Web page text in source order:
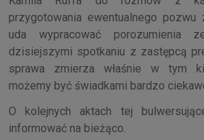
przygotowania ewentualnego
uda wypracować porozumienia
dzisiejszymi spotkaniu z zastępcą
sprawa zmierza właśnie w tym
możemy być świadkami bardzo
O kolejnych aktach tej
informować na bieżąco.